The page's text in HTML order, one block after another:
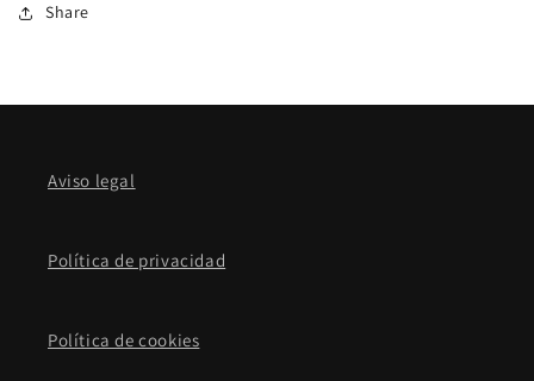
Share
Aviso legal
Política de privacidad
Política de cookies